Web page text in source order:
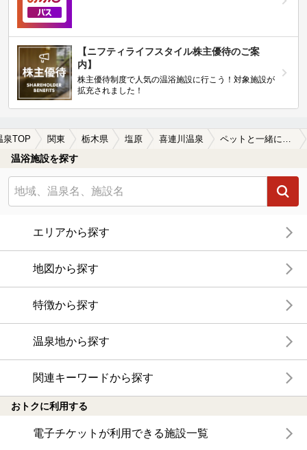
【ニフティライフスタイル株主優待のご案
内】
株主優待制度で人気の温浴施設に行こう！対象施設が
拡充されました！
泉TOP 関東 栃木県 塩原 喜連川温泉 ペットと一緒に楽しめる喜連川温泉の温泉、日帰り温泉、スーパー銭湯おすすめ
温浴施設を探す
エリアから探す
地図から探す
特徴から探す
温泉地から探す
関連キーワードから探す
おトクに利用する
電子チケットが利用できる施設一覧